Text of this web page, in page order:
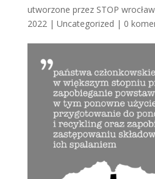
utworzone przez STOP
2022| Uncategorized | 0